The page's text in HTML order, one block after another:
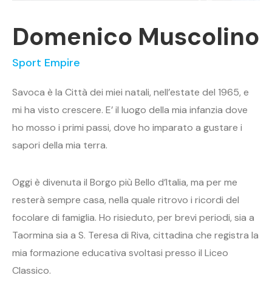
Domenico Muscolino
Sport Empire
Savoca è la Città dei miei natali, nell’estate del 1965, e
mi ha visto crescere. E’ il luogo della mia infanzia dove
ho mosso i primi passi, dove ho imparato a gustare i
sapori della mia terra.
Oggi è divenuta il Borgo più Bello d’Italia, ma per me
resterà sempre casa, nella quale ritrovo i ricordi del
focolare di famiglia. Ho risieduto, per brevi periodi, sia a
Taormina sia a S. Teresa di Riva, cittadina che registra la
mia formazione educativa svoltasi presso il Liceo
Classico.